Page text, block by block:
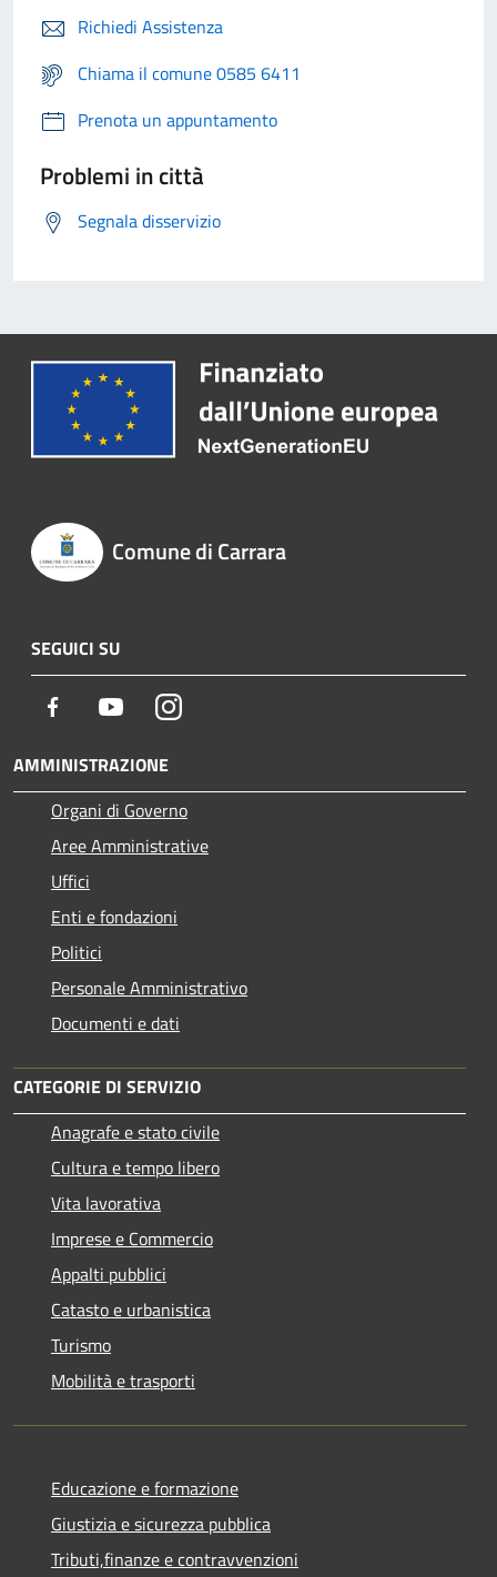
Richiedi Assistenza
Chiama il comune 0585 6411
Prenota un appuntamento
Problemi in città
Segnala disservizio
Comune di Carrara
SEGUICI SU
Facebook YoutubeInstagram
AMMINISTRAZIONE
Organi di Governo
Aree Amministrative
Uffici
Enti e fondazioni
Politici
Personale Amministrativo
Documenti e dati
CATEGORIE DI SERVIZIO
Anagrafe e stato civile
Cultura e tempo libero
Vita lavorativa
Imprese e Commercio
Appalti pubblici
Catasto e urbanistica
Turismo
Mobilità e trasporti
Educazione e formazione
Giustizia e sicurezza pubblica
Tributi,finanze e contravvenzioni